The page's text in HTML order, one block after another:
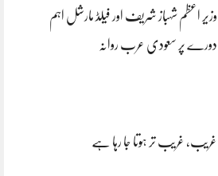
وزیر اعظم شہباز شریف اور فیلڈ مارشل اہم
دورے پر سعودی عرب روانہ
غریب، غریب تر ہوتا جا رہا ہے